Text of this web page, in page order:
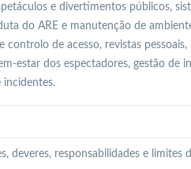
e divertimentos públicos,
do ARE e manutenção de
de acesso, revistas pessoais,
estar dos espectadores, gestão de
incidentes.
deveres, responsabilidades e limites